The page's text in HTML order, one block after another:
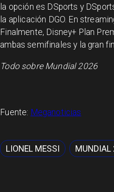
la opción es DSports y
la aplicación DGO. En
Finalmente, Disney+ Plan
ambas semifinales y la gran
Todo sobre Mundial 2026
Fuente: Meganoticias
LIONEL MESSI MUNDIAL